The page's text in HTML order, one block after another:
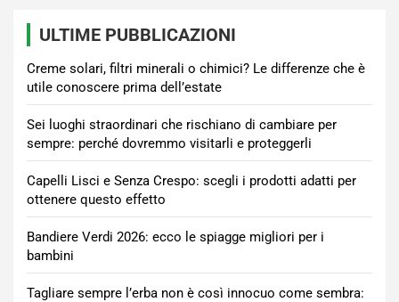
ULTIME PUBBLICAZIONI
Creme solari, filtri minerali o chimici? Le differenze che è
utile conoscere prima dell’estate
Sei luoghi straordinari che rischiano di cambiare per
sempre: perché dovremmo visitarli e proteggerli
Capelli Lisci e Senza Crespo: scegli i prodotti adatti per
ottenere questo effetto
Bandiere Verdi 2026: ecco le spiagge migliori per i
bambini
Tagliare sempre l’erba non è così innocuo come sembra: